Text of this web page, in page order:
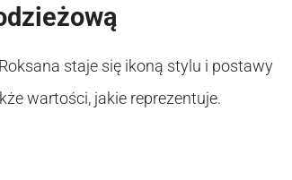
staje się ikoną stylu i postawy
wartości, jakie reprezentuje.